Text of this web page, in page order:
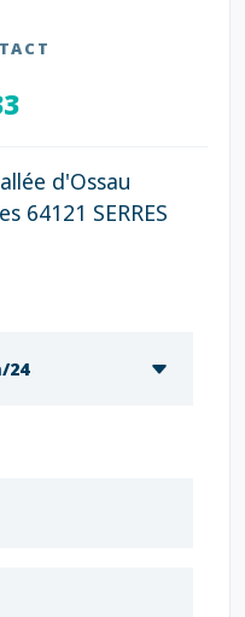
d'Ossau
64121 SERRES
24